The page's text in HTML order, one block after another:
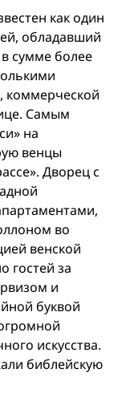
как один
обладавший
сумме более
коммерческой
Самым
на
венцы
Дворец с
во
венской
гостей за
и
буквой
искусства.
библейскую